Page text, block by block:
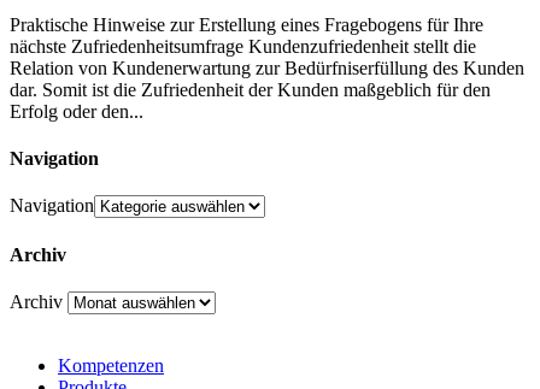
Praktische Hinweise zur Erstellung eines Fragebogens für Ihre
nächste Zufriedenheitsumfrage Kundenzufriedenheit stellt die
Relation von Kundenerwartung zur Bedürfniserfüllung des Kunden
dar. Somit ist die Zufriedenheit der Kunden maßgeblich für den
Erfolg oder den...
Navigation
Navigation
Archiv
Archiv
Kompetenzen